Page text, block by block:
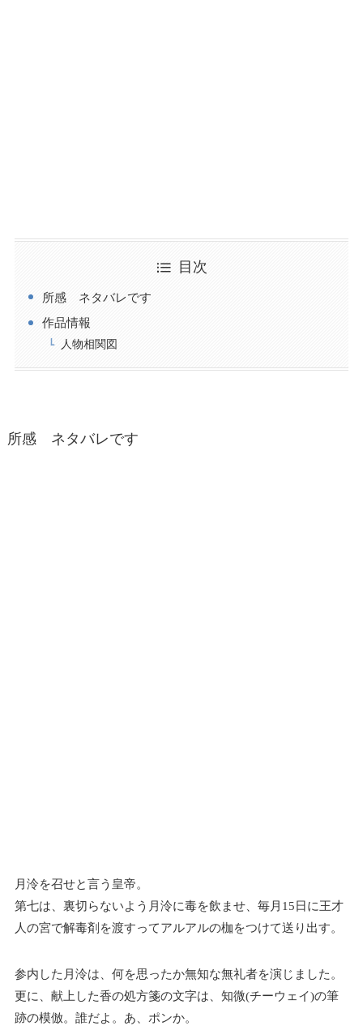
目次
所感 ネタバレです
作品情報
人物相関図
所感 ネタバレです
月泠を召せと言う皇帝。
第七は、裏切らないよう月泠に毒を飲ませ、毎月15日に王才
人の宮で解毒剤を渡すってアルアルの枷をつけて送り出す。
参内した月泠は、何を思ったか無知な無礼者を演じました。
更に、献上した香の処方箋の文字は、知微(チーウェイ)の筆
跡の模倣。誰だよ。あ、ポンか。